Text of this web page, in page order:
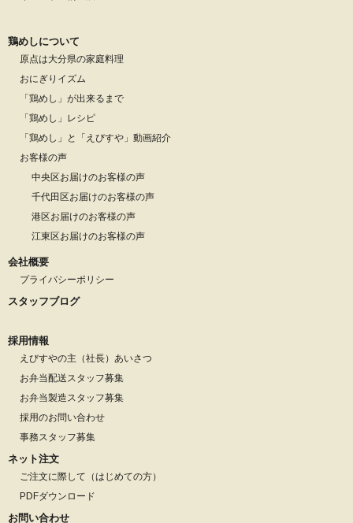
鶏めしについて
原点は大分県の家庭料理
おにぎりイズム
「鶏めし」が出来るまで
「鶏めし」レシピ
「鶏めし」と「えびすや」動画紹介
お客様の声
中央区お届けのお客様の声
千代田区お届けのお客様の声
港区お届けのお客様の声
江東区お届けのお客様の声
会社概要
プライバシーポリシー
スタッフブログ
採用情報
えびすやの主（社長）あいさつ
お弁当配送スタッフ募集
お弁当製造スタッフ募集
採用のお問い合わせ
事務スタッフ募集
ネット注文
ご注文に際して（はじめての方）
PDFダウンロード
お問い合わせ